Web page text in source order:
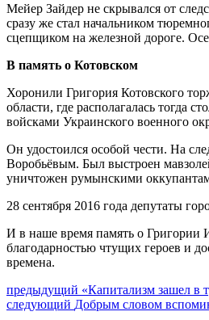
Мейер Зайдер не скрывался от
сразу же стал начальником
сцепщиком на железной дороге.
В память о Котовском
Хоронили Григория Котовского
области, где располагалась
войсками Украинского военного
Он удостоился особой чести. На
Воробьёвым. Был выстроен
уничтожен румынскими
28 сентября 2016 года депутаты
И в наше время память о Григории
благодарностью чтущих героев и
времена.
Навигация
по
предыдущий Предыдущий
пост:
«Капитализм зашел в
следующий Следующее
Добрым словом